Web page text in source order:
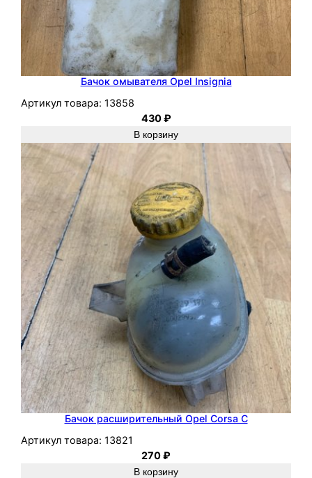
Бачок омывателя Opel Insignia
Артикул товара: 13858
430₽
В корзину
Бачок расширительный Opel Corsa C
Артикул товара: 13821
270₽
В корзину